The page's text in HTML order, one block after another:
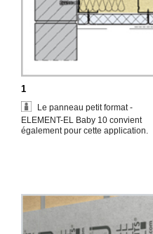
1
Le panneau petit format -
ELEMENT-EL Baby 10 convient
également pour cette application.